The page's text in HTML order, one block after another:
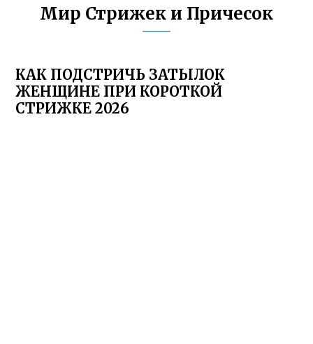
Мир Стрижек и Причесок
КАК ПОДСТРИЧЬ ЗАТЫЛОК
ЖЕНЩИНЕ ПРИ КОРОТКОЙ
СТРИЖКЕ 2026